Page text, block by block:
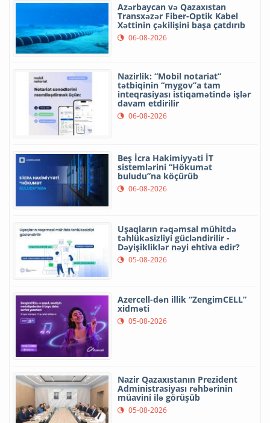
Azərbaycan və Qazaxıstan
Transxəzər Fiber-Optik Kabel
Xəttinin çəkilişini başa çatdırıb
06-08-2026
Nazirlik: “Mobil notariat”
tətbiqinin “mygov”a tam
inteqrasiyası istiqamətində işlər
davam etdirilir
06-08-2026
Beş İcra Hakimiyyəti İT
sistemlərini “Hökumət
buludu”na köçürüb
06-08-2026
Uşaqların rəqəmsal mühitdə
təhlükəsizliyi gücləndirilir -
Dəyişikliklər nəyi ehtiva edir?
05-08-2026
Azercell-dən illik “ZengimCELL”
xidməti
05-08-2026
Nazir Qazaxıstanın Prezident
Administrasiyası rəhbərinin
müavini ilə görüşüb
05-08-2026